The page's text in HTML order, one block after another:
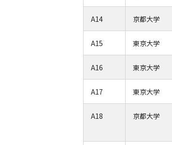
A14 京都大学
A15 東京大学
A16 東京大学
A17 東京大学
A18 京都大学